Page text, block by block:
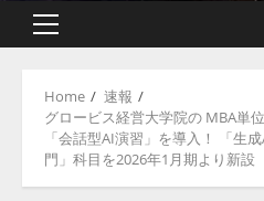
Primary
Home
速報
グロービス経営大学院の MBA単
「会話型AI演習」を導入！ 「生
門」科目を2026年1月期より新設